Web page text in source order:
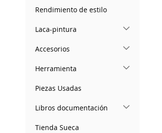
Rendimiento de estilo
Laca-pintura
Accesorios
Herramienta
Piezas Usadas
Libros documentación
Tienda Sueca